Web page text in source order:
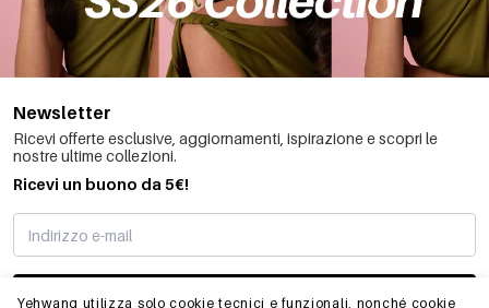
Yehwang utilizza solo cookie tecnici e funzionali, nonché cookie
Newsletter
Ricevi offerte esclusive, aggiornamenti, ispirazione e scopri le
nostre ultime collezioni.
Ricevi un buono da 5€!
MI STO REGISTRANDO